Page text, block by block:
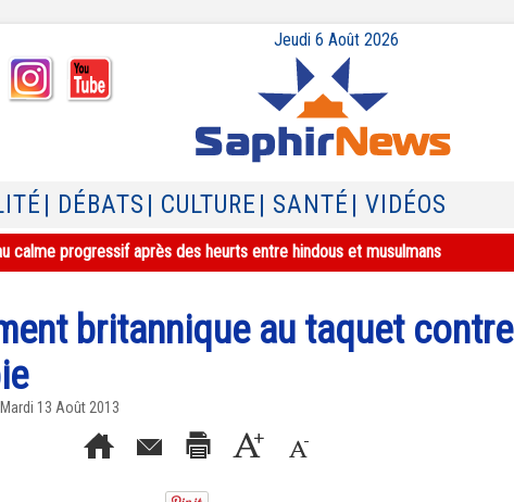
Jeudi 6 Août 2026
| DÉBATS | CULTURE | SANTÉ | VIDÉOS
calme progressif après des heurts entre hindous et musulmans
britannique au taquet contre
| Mardi 13 Août 2013